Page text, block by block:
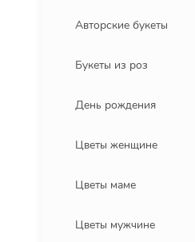
Авторские букеты
Букеты из роз
День рождения
Цветы женщине
Цветы маме
Цветы мужчине